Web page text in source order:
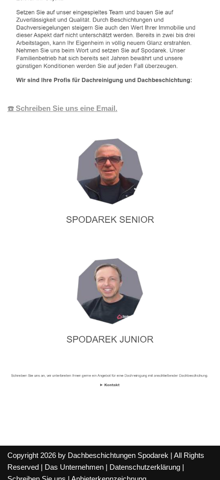
☎️ Schreiben Sie uns eine Email.
Copyright 2026 by Dachbeschichtungen Spodarek | All Rights
Reserved |
Das Unternehmen Datenschutzerklärung